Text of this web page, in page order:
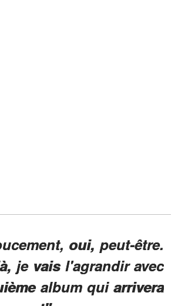
oui, peut-être.
je vais l'agrandir avec
album qui arrivera